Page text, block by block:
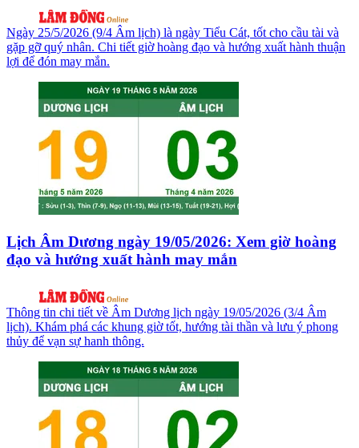
Ngày 25/5/2026 (9/4 Âm lịch) là ngày Tiểu Cát, tốt cho cầu tài và
gặp gỡ quý nhân. Chi tiết giờ hoàng đạo và hướng xuất hành thuận
lợi để đón may mắn.
Lịch Âm Dương ngày 19/05/2026: Xem giờ hoàng
đạo và hướng xuất hành may mắn
Thông tin chi tiết về Âm Dương lịch ngày 19/05/2026 (3/4 Âm
lịch). Khám phá các khung giờ tốt, hướng tài thần và lưu ý phong
thủy để vạn sự hanh thông.